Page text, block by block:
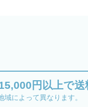
円以上で送
域によって異なります。